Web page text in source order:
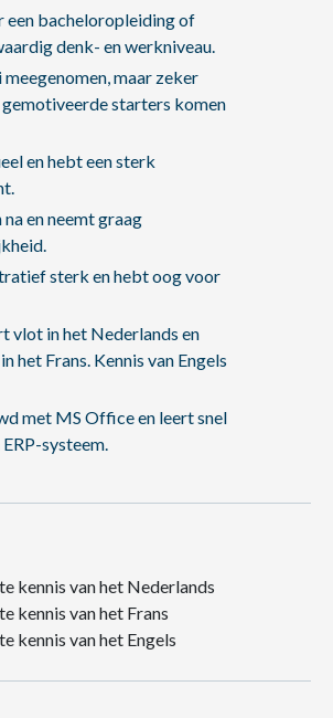
een bacheloropleiding of
denk- en werkniveau.
maar zeker
starters komen
en hebt een sterk
en neemt graag
sterk en hebt oog voor
vlot in het Nederlands en
het Frans. Kennis van Engels
met MS Office en leert snel
systeem.
kennis van het Nederlands
kennis van het Frans
kennis van het Engels